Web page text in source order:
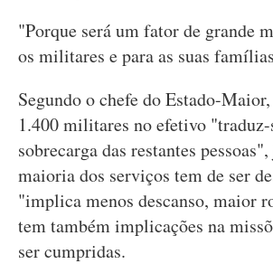
"Porque será um fator de grande
os militares e para as suas
Segundo o chefe do Estado-
1.400 militares no efetivo "traduz-
sobrecarga das restantes
maioria dos serviços tem de ser
"implica menos descanso, maior
tem também implicações na
ser cumpridas.